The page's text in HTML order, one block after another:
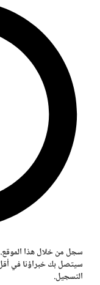
سجل من خلال هذا الموقع.
التسجيل.